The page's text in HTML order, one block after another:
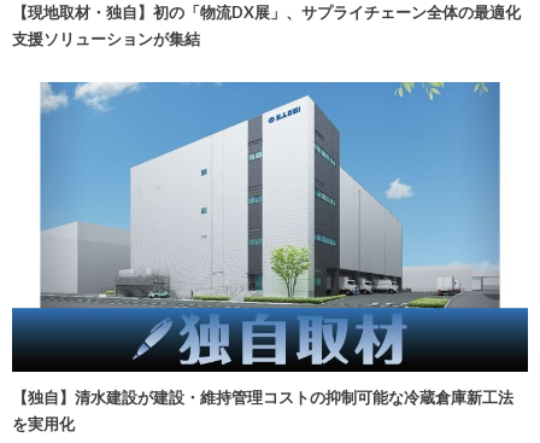
【現地取材・独自】初の「物流DX展」、サプライチェーン全体の最適化
支援ソリューションが集結
【独自】清水建設が建設・維持管理コストの抑制可能な冷蔵倉庫新工法
を実用化